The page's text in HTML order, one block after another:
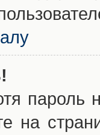
пароль
на